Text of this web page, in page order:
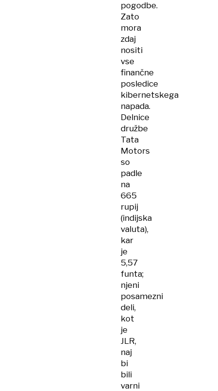
pogodbe.
Zato
mora
zdaj
nositi
vse
finančne
posledice
kibernetskega
napada.
Delnice
družbe
Tata
Motors
so
padle
na
665
rupij
(indijska
valuta),
kar
je
5,57
funta;
njeni
posamezni
deli,
kot
je
JLR,
naj
bi
bili
varni